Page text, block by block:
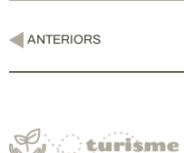
ANTERIORS